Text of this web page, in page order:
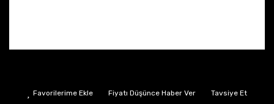
Fiyatı Düşünce Haber Ver Tavsiye Et